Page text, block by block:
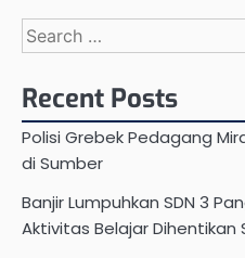
Search
for:
Recent Posts
Polisi Grebek Pedagang
di Sumber
Banjir Lumpuhkan SDN 3
Aktivitas Belajar Dihentikan